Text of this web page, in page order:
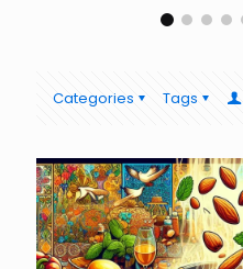
Categories Tags